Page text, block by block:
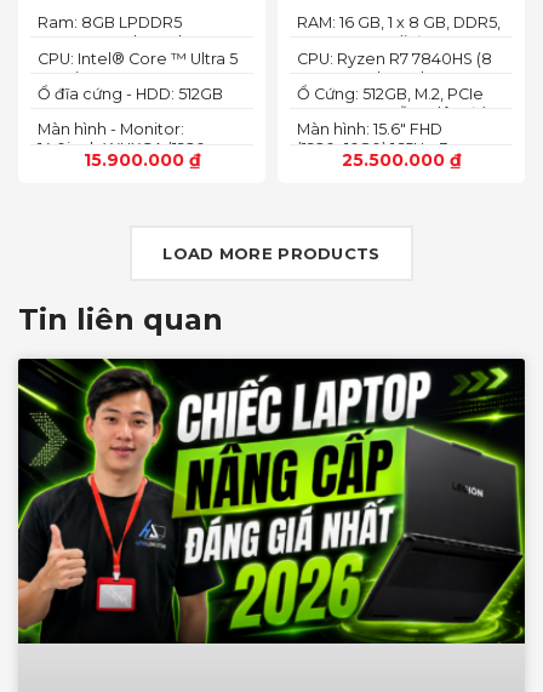
512GB, 14.0inch WUXGA
15.900.000 ₫
Màn hình - Monitor:
14.0inch WUXGA (1920 x
1200) 16:10, OLED, 500 nits,
Ổ đĩa cứng - HDD: 512GB
CPU: Intel® Core ™ Ultra 5
125H (3.60GHz up to
4.50GHz, 18MB Cache)
Ram: 8GB LPDDR5
7467MHz on board
8G, 15.6-inch FHD 165Hz
Gray
25.500.000 ₫
Màn hình: 15.6" FHD
(1920x1080) 165Hz, 3ms,
sRGB-100%,
Ổ Cứng: 512GB, M.2, PCIe
NVMe, SSD-Hỗ trợ lên đến
4 TB (2 khe SSD)
CPU: Ryzen R7 7840HS (8
Cores, 16 Threads, 24MB
Cache, 3.80 GHz up to 5.1
RAM: 16 GB, 1 x 8 GB, DDR5,
4800 MHz -Tối đa 32GB
LOAD MORE PRODUCTS
Tin liên quan